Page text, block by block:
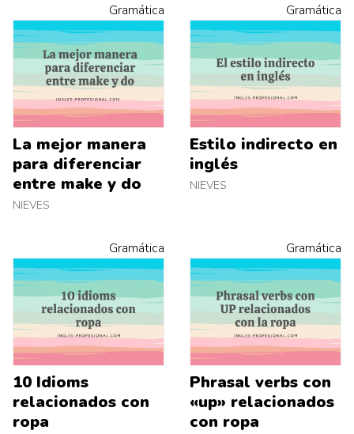
Gramática
La mejor manera
para diferenciar
entre make y do
NIEVES
Gramática
Estilo indirecto en
inglés
NIEVES
Gramática
10 Idioms
relacionados con
ropa
Gramática
Phrasal verbs con
«up» relacionados
con ropa